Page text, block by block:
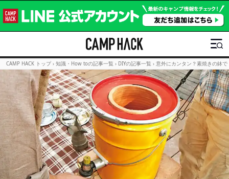
CAMP HACK トップ › 知識・How toの記事一覧 › DIYの記事一覧 › 意外にカンタン？素焼きの鉢